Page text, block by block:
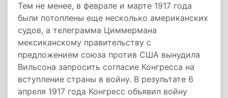
Тем не менее, в феврале и марте 1917 года
были потоплены еще несколько американских
судов, а телеграмма Циммермана
мексиканскому правительству с
предложением союза против США вынудила
Вильсона запросить согласие Конгресса на
вступление страны в войну. В результате 6
апреля 1917 года Конгресс объявил войну